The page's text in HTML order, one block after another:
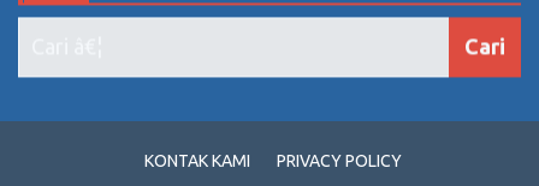
KONTAK KAMI PRIVACY POLICY